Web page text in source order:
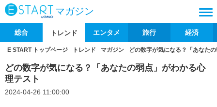
マガジン
総合 トレンド エンタメ 旅行 経済
E START トップページ トレンド マガジン どの数字が気になる？「あなた
どの数字が気になる？「あなたの弱点」がわかる心
理テスト
2024-04-26 11:00:00